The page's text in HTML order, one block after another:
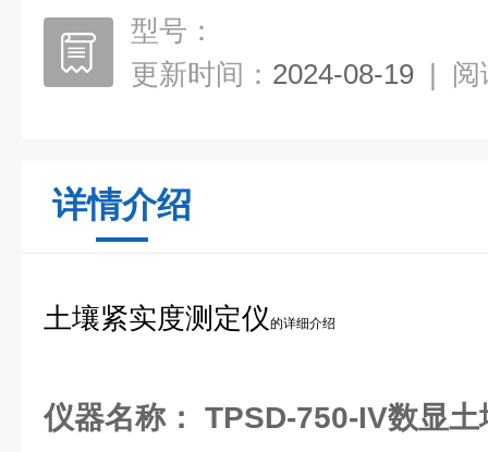
型号：
更新时间： 2024-08-19 | 阅
详情介绍
土壤紧实度测定仪的详细介绍
仪器名称： TPSD-750-IV数显